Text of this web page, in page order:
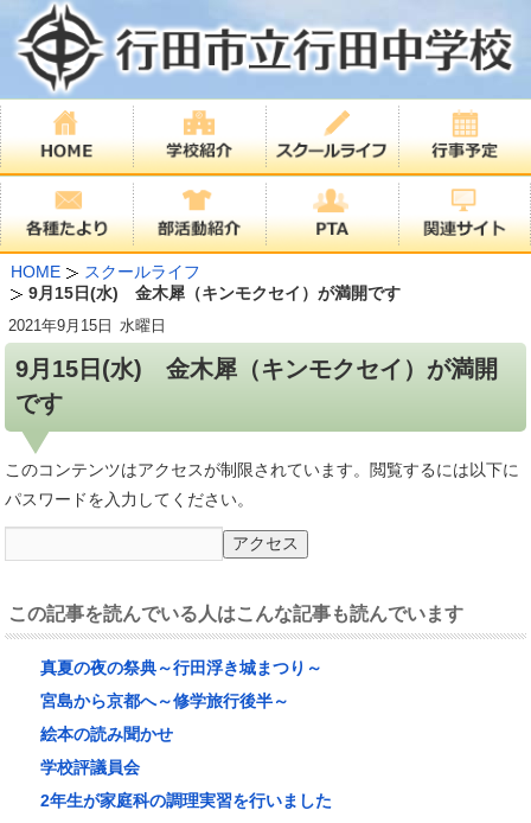
HOME
スクールライフ
9月15日(水) 金木犀（キンモクセイ）が満開です
9月15日(水) 金木犀（キンモクセイ）が満開
です
2021年9月15日 水曜日
このコンテンツはアクセスが制限されています。閲覧するには以下に
パスワードを入力してください。
この記事を読んでいる人はこんな記事も読んでいます
真夏の夜の祭典～行田浮き城まつり～
宮島から京都へ～修学旅行後半～
絵本の読み聞かせ
学校評議員会
2年生が家庭科の調理実習を行いました